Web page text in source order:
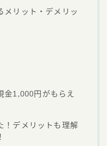
メリット・デメリッ
金1,000円がもらえ
！デメリットも理解